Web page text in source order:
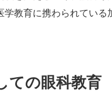
学教育に携わられてい
ての眼科教育